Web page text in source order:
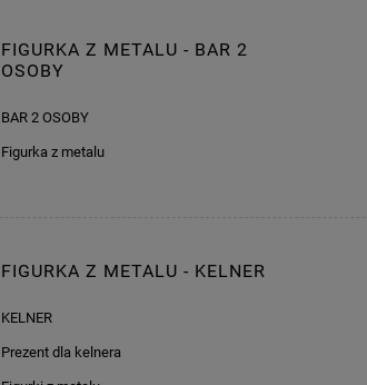
FIGURKA Z METALU - BAR 2
OSOBY
BAR 2 OSOBY
Figurka z metalu
FIGURKA Z METALU - KELNER
KELNER
Prezent dla kelnera